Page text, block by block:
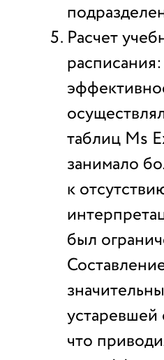
Расчет
таблиц Ms
занимало
к
был
что